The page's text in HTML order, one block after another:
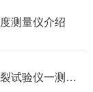
测量仪介绍
涂料抗裂好不好，初期干燥抗裂试验仪一测就知道